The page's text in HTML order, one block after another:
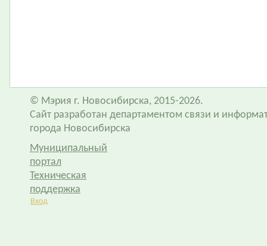
© Мэрия г. Новосибирска, 2015-2026.
Сайт разработан департаментом связи и
города Новосибирска
Муниципальный
портал
Техническая
поддержка
Вход